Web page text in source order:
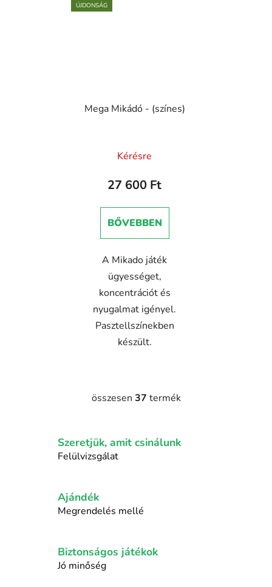
ÚJDONSÁG
Mega Mikádó - (színes)
Kérésre
27 600 Ft
BŐVEBBEN
A Mikado játék
ügyességet,
koncentrációt és
nyugalmat igényel.
Pasztellszínekben
készült.
L
t
n
t
összesen 37 termék
Szeretjük, amit csinálunk
Felülvizsgálat
Ajándék
Megrendelés mellé
Biztonságos játékok
Jó minőség